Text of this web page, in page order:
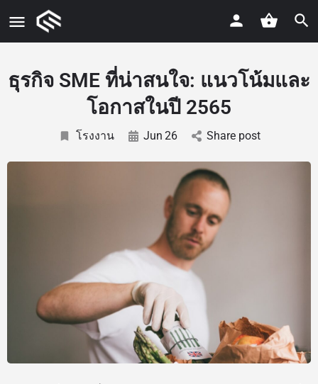
ธุรกิจ SME ที่น่าสนใจ: แนวโน้มและ
โอกาสในปี 2565
โรงงาน Jun 26 Share post